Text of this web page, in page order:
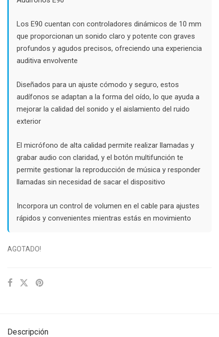
Los E90 cuentan con controladores dinámicos de 10 mm
que proporcionan un sonido claro y potente con graves
profundos y agudos precisos, ofreciendo una experiencia
auditiva envolvente
Diseñados para un ajuste cómodo y seguro, estos
audífonos se adaptan a la forma del oído, lo que ayuda a
mejorar la calidad del sonido y el aislamiento del ruido
exterior
El micrófono de alta calidad permite realizar llamadas y
grabar audio con claridad, y el botón multifunción te
permite gestionar la reproducción de música y responder
llamadas sin necesidad de sacar el dispositivo
Incorpora un control de volumen en el cable para ajustes
rápidos y convenientes mientras estás en movimiento
AGOTADO!
Descripción